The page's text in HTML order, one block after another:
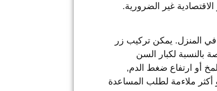
غير الضرورية.
المنزل. يمكن تركيب زر
بالنسبة لكبار السن
أو ارتفاع ضغط الدم,
أكثر ملاءمة لطلب المساعدة